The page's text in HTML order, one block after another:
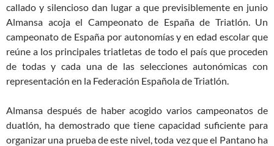
callado y silencioso dan lugar a que previsiblemente en junio
Almansa acoja el Campeonato de España de Triatlón. Un
campeonato de España por autonomías y en edad escolar que
reúne a los principales triatletas de todo el país que proceden
de todas y cada una de las selecciones autonómicas con
representación en la Federación Española de Triatlón.
Almansa después de haber acogido varios campeonatos de
duatlón, ha demostrado que tiene capacidad suficiente para
organizar una prueba de este nivel, toda vez que el Pantano ha